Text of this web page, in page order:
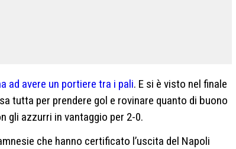
ad avere un portiere tra i pali. E si è visto nel finale
tutta per prendere gol e rovinare quanto di buono
gli azzurri in vantaggio per 2-0.
che hanno certificato l’uscita del Napoli